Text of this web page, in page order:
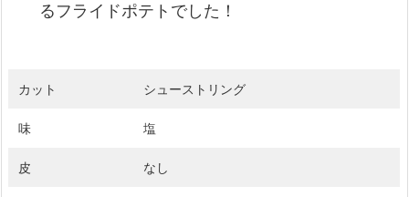
るフライドポテトでした！
カット シューストリング
味 塩
皮 なし